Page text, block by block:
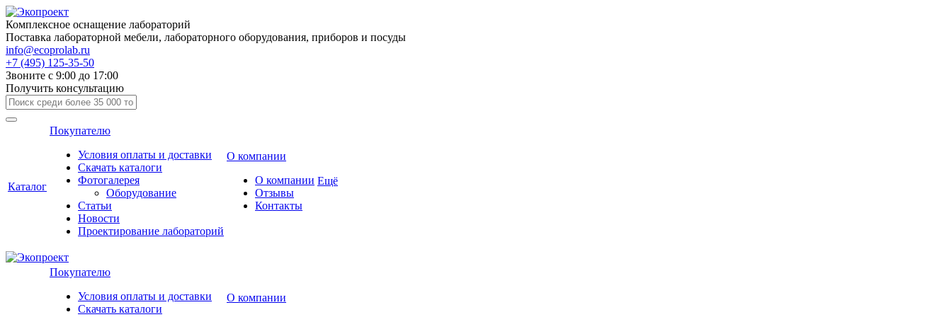
Комплексное оснащение лабораторий
Поставка лабораторной мебели, лабораторного оборудования, приборов и посуды
info@ecoprolab.ru
+7 (495) 125-35-50
Звоните с 9:00 до 17:00
Получить консультацию
Каталог
Покупателю
Условия оплаты и доставки
Скачать каталоги
Фотогалерея
Оборудование
Статьи
Новости
Проектирование лабораторий
О компании
О компании
Отзывы
Контакты
Ещё
Покупателю
Условия оплаты и доставки
Скачать каталоги
О компании